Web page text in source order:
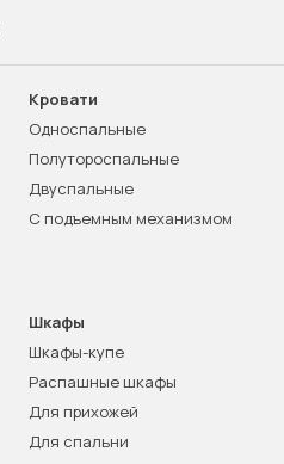
Кровати
Односпальные
Полутороспальные
Двуспальные
С подъемным механизмом
Шкафы
Шкафы-купе
Распашные шкафы
Для прихожей
Для спальни